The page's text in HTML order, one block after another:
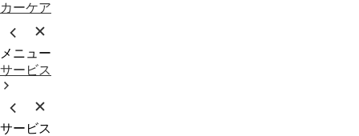
カーケア
メニュー
サービス
サービス